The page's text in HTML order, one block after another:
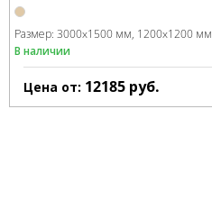
Размер: 3000x1500 мм 1200x1200 мм
В наличии
Цена от: 12185 руб.